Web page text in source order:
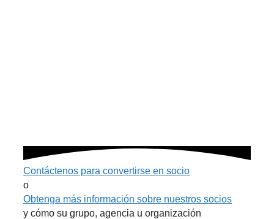
Contáctenos para convertirse en socio
o
Obtenga más información sobre nuestros socios
y cómo su grupo, agencia u organización